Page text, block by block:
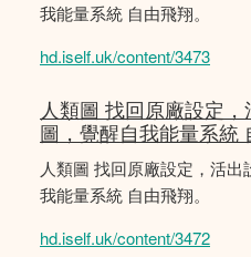
我能量系統 自由飛翔。
hd.iself.uk/content/3473
人類圖 找回原廠設定
圖，覺醒自我能量系統
人類圖 找回原廠設定，活
我能量系統 自由飛翔。
hd.iself.uk/content/3472